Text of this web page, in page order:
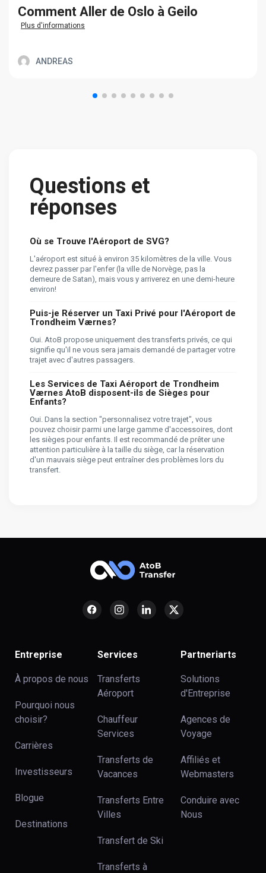
Comment Aller de Oslo à Geilo
Plus d'informations
ANDREAS
Questions et
réponses
Où se Trouve l'Aéroport de SVG?
L'aéroport est situé à environ 35 kilomètres de la ville. Vous
devrez passer par l'enfer (la ville de Norvège, pas la
demeure de Satan), mais vous y arriverez en une demi-heure
environ!
Puis-je Réserver un Taxi Privé pour l'Aéroport de
Trondheim Værnes?
Oui. AtoB propose uniquement des transferts privés, ce qui
signifie qu'il ne vous sera jamais demandé de partager votre
trajet avec d'autres passagers.
Les Services de Taxi Aéroport de Trondheim
Værnes AtoB disposent-ils de Sièges pour
Enfants?
Oui. Dans la section "personnalisez votre trajet", vous
pouvez choisir parmi une large gamme d'accessoires, dont
les sièges pour enfants. Il est recommandé de prêter une
attention particulière à la taille du siège, car la réservation
d'un mauvais siège peut entraîner des problèmes lors du
transfert.
Entreprise
À propos de nous
Pourquoi nous
choisir?
Carrières
Investisseurs
Blogue
Destinations
Services
Transferts
Aéroport
Chauffeur
Services
Transferts de
Vacances
Transferts Entre
Villes
Transfert de Ski
Transferts à
Partneriarts
Solutions
d'Entreprise
Agences de
Voyage
Affiliés et
Webmasters
Conduire avec
Nous